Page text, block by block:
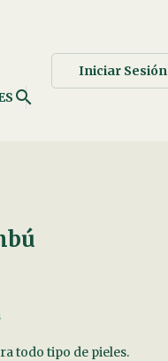
search
Iniciar Sesión
todo tipo de pieles.